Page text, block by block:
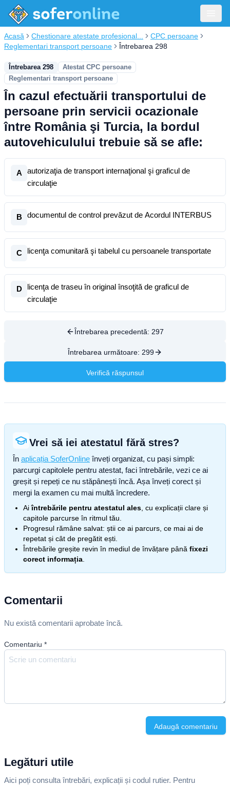
Acasă Chestionare atestate profesional...
CPC persoane
Reglementari transport persoane
Întrebarea 298
Întrebarea 298
Atestat CPC persoane
Reglementari transport persoane
În cazul efectuării transportului de
persoane prin servicii ocazionale
între România şi Turcia, la bordul
autovehiculului trebuie să se afle:
A
autorizaţia de transport internaţional şi graficul de
circulaţie
B documentul de control prevăzut de Acordul INTERBUS
C licenţa comunitară şi tabelul cu persoanele transportate
D
licenţa de traseu în original însoţită de graficul de
circulaţie
Întrebarea precedentă: 297
Întrebarea următoare: 299
Verifică răspunsul
Vrei să iei atestatul fără stres?
În aplicația SoferOnline înveți organizat, cu pași simpli:
parcurgi capitolele pentru atestat, faci întrebările, vezi ce ai
greșit și repeți ce nu stăpânești încă. Așa înveți corect și
mergi la examen cu mai multă încredere.
Aiîntrebările pentru atestatul ales , cu explicații clare și
capitole parcurse în ritmul tău.
Progresul rămâne salvat: știi ce ai parcurs, ce mai ai de
repetat și cât de pregătit ești.
Întrebările greșite revin în mediul de învățare până fixezi
corect informația
Comentarii
Nu există comentarii aprobate încă.
Comentariu *
Adaugă comentariu
Legături utile
Aici poți consulta întrebări, explicații și codul rutier. Pentru